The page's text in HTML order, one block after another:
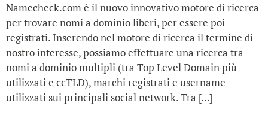
Namecheck.com è il nuovo innovativo motore di ricerca
per trovare nomi a dominio liberi, per essere poi
registrati. Inserendo nel motore di ricerca il termine di
nostro interesse, possiamo effettuare una ricerca tra
nomi a dominio multipli (tra Top Level Domain più
utilizzati e ccTLD), marchi registrati e username
utilizzati sui principali social network. Tra […]